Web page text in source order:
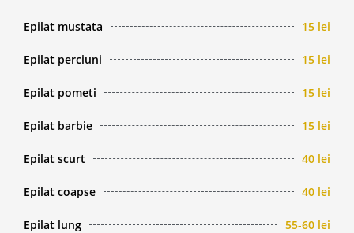
Epilat mustata 15 lei
Epilat perciuni 15 lei
Epilat pometi 15 lei
Epilat barbie 15 lei
Epilat scurt 40 lei
Epilat coapse 40 lei
Epilat lung 55-60 lei